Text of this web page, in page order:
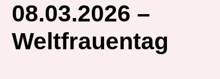
08.03.2026 –
Weltfrauentag